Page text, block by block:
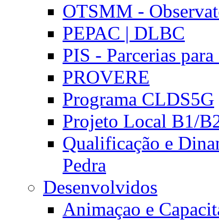
OTSMM -
PEPAC | DLBC
PIS - Parcerias
PROVERE
Programa CLDS5G
Projeto Local B1/
Qualificação e
Pedra
Desenvolvidos
Animaçao e